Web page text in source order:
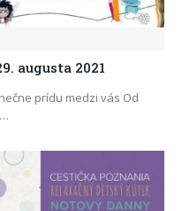
augusta 2021
prídu medzi vás Od